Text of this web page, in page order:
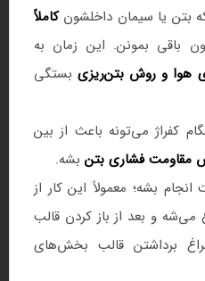
که بتن یا سیمان داخلشونکاملاً
باقی بمونن. این زمان به
هوا و روش بتن‌ریزیبستگی
کفراژ می‌تونه باعث از بین
مقاومت فشاری بتن بشه.
بشه؛ معمولاً این کار از
می‌شه و بعد از باز کردن قالب
برداشتن قالب بخش‌های